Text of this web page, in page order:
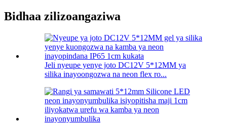
Bidhaa zilizoangaziwa
Jeli nyeupe yenye joto DC12V 5*12MM ya
silika inayoongozwa na neon flex ro...